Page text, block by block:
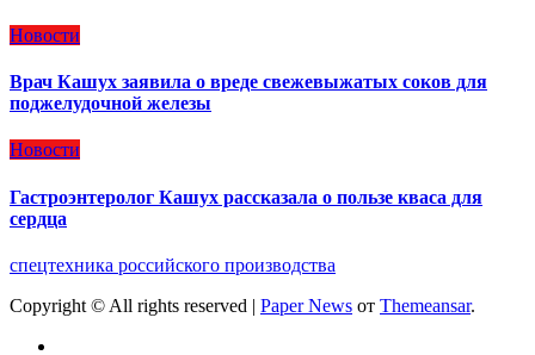
Новости
Врач Кашух заявила о вреде свежевыжатых соков для
поджелудочной железы
Новости
Гастроэнтеролог Кашух рассказала о пользе кваса для
сердца
спецтехника российского производства
Copyright © All rights reserved | Paper News от Themeansar.